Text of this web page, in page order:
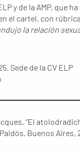
y de la AMP, que
el cartel, con
la relación
Sede de la CV ELP
“El
Paidós. Buenos Aires,